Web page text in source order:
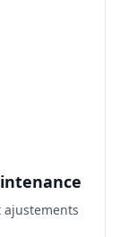
ajustements